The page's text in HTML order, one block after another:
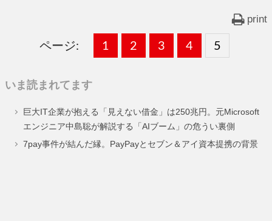
print
ページ:
固
ー
ジ
1 ,
固
ー
ジ
2 ,
固
ー
ジ
3 ,
固
ー
ジ
4 ,
固
ー
ジ
5
いま読まれてます
巨大IT企業が抱える「見えない借金」は250兆円。元Microsoft
エンジニア中島聡が解説する「AIブーム」の危うい裏側
7pay事件が結んだ縁。PayPayとセブン＆アイ資本提携の背景